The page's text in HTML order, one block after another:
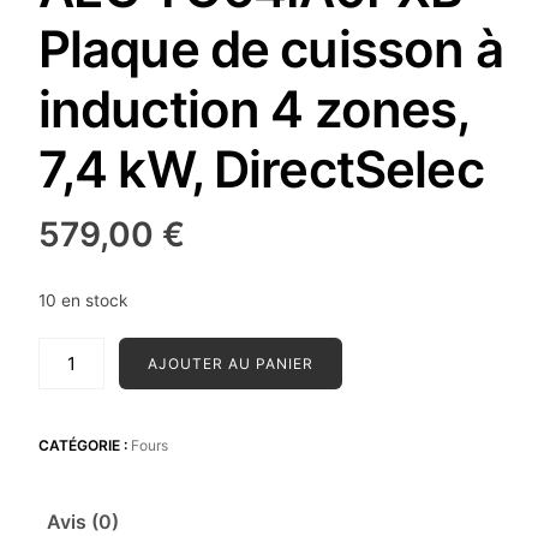
Plaque de cuisson à
induction 4 zones,
7,4 kW, DirectSelec
579,00 €
10 en stock
TO64IA0FXB
cuisson
AJOUTER AU PANIER
CATÉGORIE : Fours
Avis (0)